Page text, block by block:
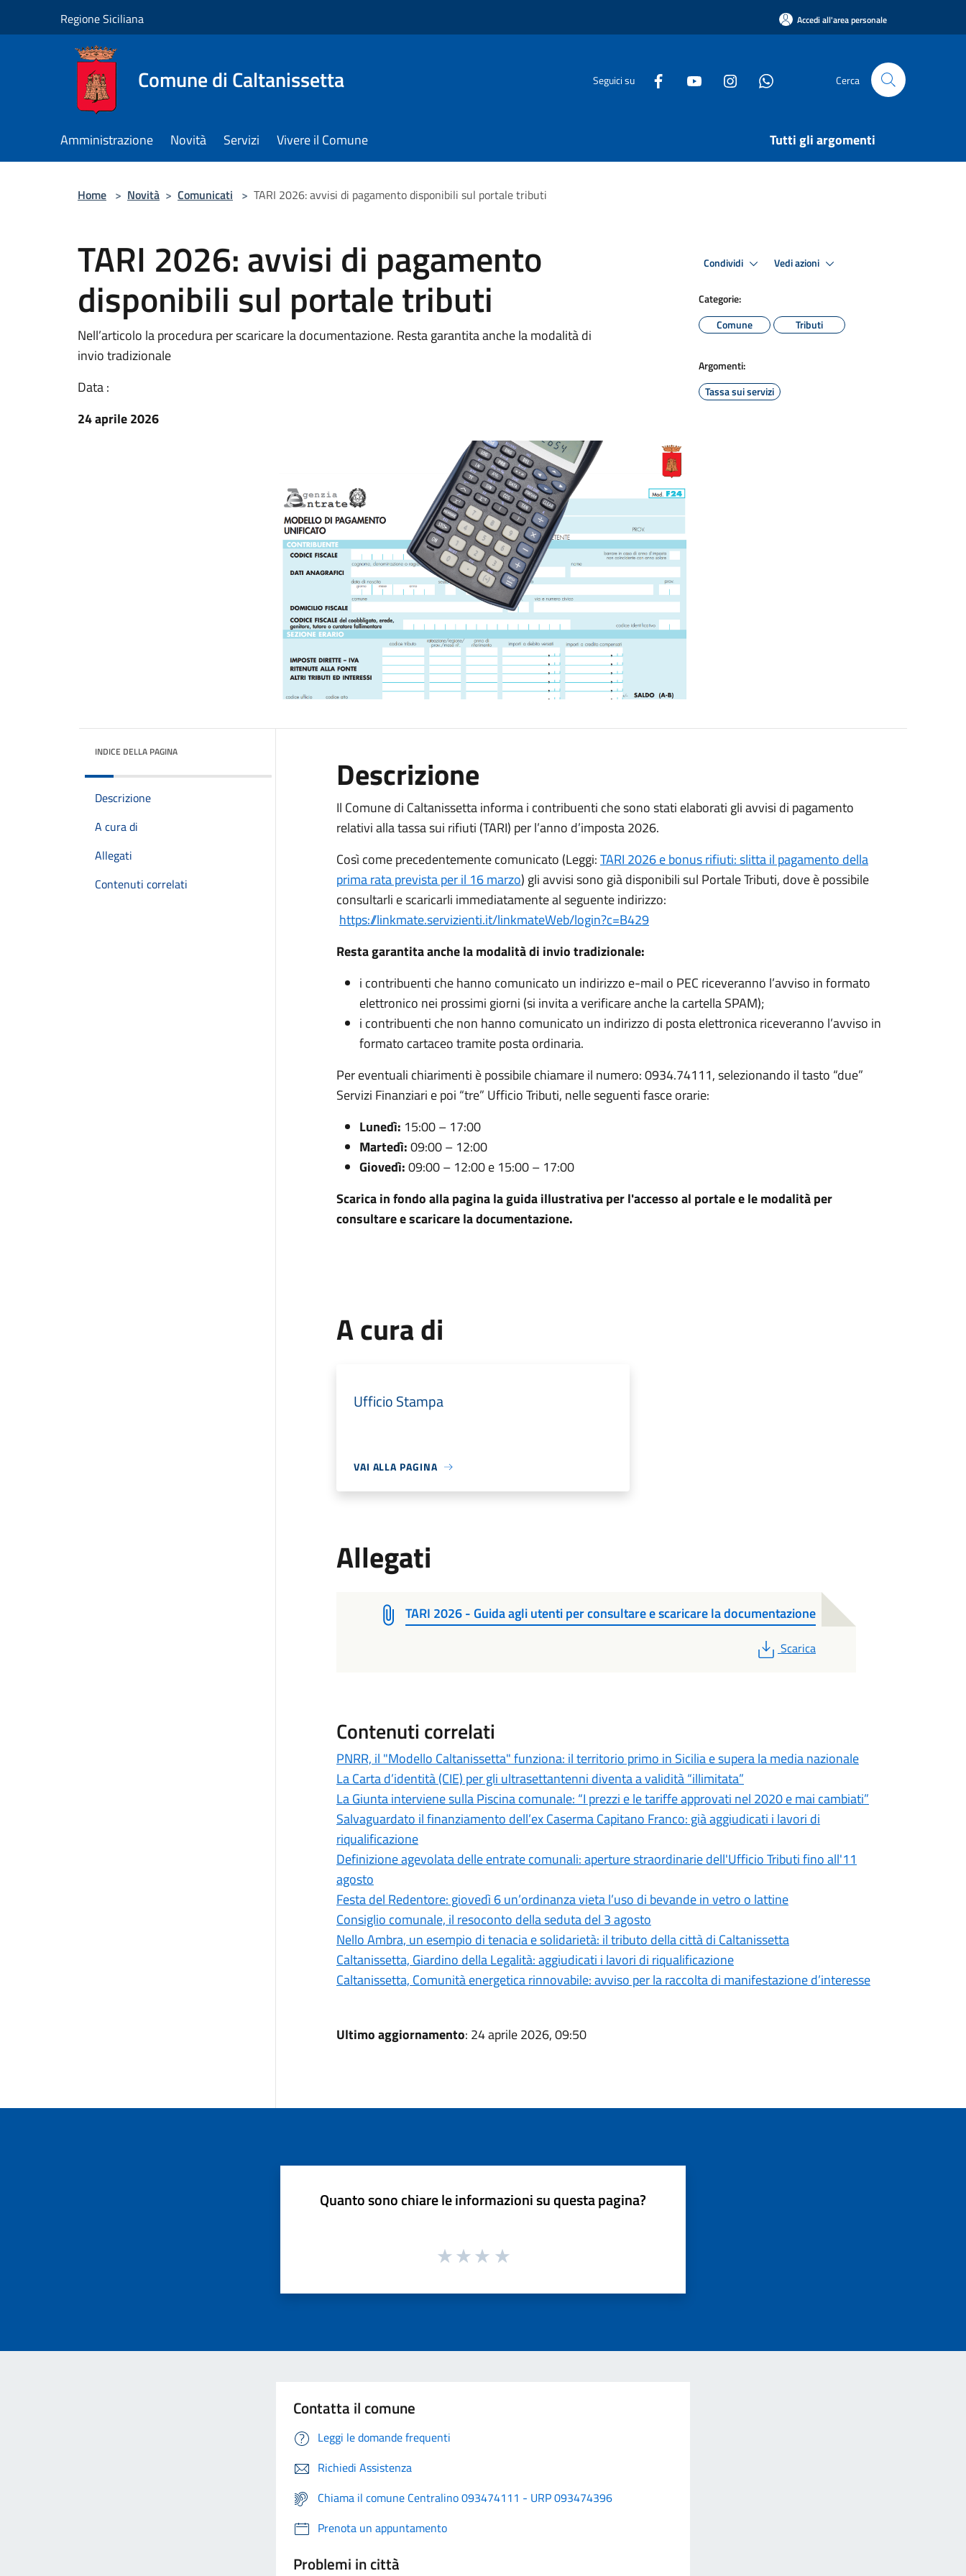
Regione Siciliana Accedi all'area personale
Comune di Caltanissetta Seguici su Cerca
Amministrazione Novità Servizi Vivere il Comune Tutti gli argomenti
Home > Novità > Comunicati > TARI 2026: avvisi di pagamento disponibili sul portale tributi
TARI 2026: avvisi di pagamento
disponibili sul portale tributi
Nell’articolo la procedura per scaricare la documentazione. Resta garantita anche la modalità di
invio tradizionale
Data :
24 aprile 2026
Condividi Vedi azioni
Categorie:
Comune
Tributi
Argomenti:
Tassa sui servizi
INDICE DELLA PAGINA
Descrizione
A cura di
Allegati
Contenuti correlati
Descrizione
Il Comune di Caltanissetta informa i contribuenti che sono stati elaborati gli avvisi di pagamento
relativi alla tassa sui rifiuti (TARI) per l’anno d’imposta 2026.
Così come precedentemente comunicato (Leggi:TARI 2026 e bonus rifiuti: slitta il pagamento della
prima rata prevista per il 16 marzo) gli avvisi sono già disponibili sul Portale Tributi, dove è possibile
consultarli e scaricarli immediatamente al seguente indirizzo:
https://linkmate.servizienti.it/linkmateWeb/login?c=B429
Resta garantita anche la modalità di invio tradizionale:
i contribuenti che hanno comunicato un indirizzo e-mail o PEC riceveranno l’avviso in formato
elettronico nei prossimi giorni (si invita a verificare anche la cartella SPAM);
i contribuenti che non hanno comunicato un indirizzo di posta elettronica riceveranno l’avviso in
formato cartaceo tramite posta ordinaria.
Per eventuali chiarimenti è possibile chiamare il numero: 0934.74111, selezionando il tasto “due”
Servizi Finanziari e poi “tre” Ufficio Tributi, nelle seguenti fasce orarie:
Lunedì: 15:00 – 17:00
Martedì:09:00 – 12:00
Giovedì:09:00 – 12:00 e 15:00 – 17:00
Scarica in fondo alla pagina la guida illustrativa per l'accesso al portale e le modalità per
consultare e scaricare la documentazione.
A cura di
Ufficio Stampa
VAI ALLA PAGINA
Allegati
TARI 2026 - Guida agli utenti per consultare e scaricare la documentazione
PDF
Scarica
Contenuti correlati
PNRR, il "Modello Caltanissetta" funziona: il territorio primo in Sicilia e supera la media nazionale
La Carta d’identità (CIE) per gli ultrasettantenni diventa a validità “illimitata”
La Giunta interviene sulla Piscina comunale: “I prezzi e le tariffe approvati nel 2020 e mai cambiati”
Salvaguardato il finanziamento dell’ex Caserma Capitano Franco: già aggiudicati i lavori di
riqualificazione
Definizione agevolata delle entrate comunali: aperture straordinarie dell'Ufficio Tributi fino all'11
agosto
Festa del Redentore: giovedì 6 un’ordinanza vieta l’uso di bevande in vetro o lattine
Consiglio comunale, il resoconto della seduta del 3 agosto
Nello Ambra, un esempio di tenacia e solidarietà: il tributo della città di Caltanissetta
Caltanissetta, Giardino della Legalità: aggiudicati i lavori di riqualificazione
Caltanissetta, Comunità energetica rinnovabile: avviso per la raccolta di manifestazione d’interesse
Ultimo aggiornamento: 24 aprile 2026, 09:50
Quanto sono chiare le informazioni su questa pagina?
Contatta il comune
Leggi le domande frequenti
Richiedi Assistenza
Chiama il comune Centralino 093474111 - URP 093474396
Prenota un appuntamento
Problemi in città